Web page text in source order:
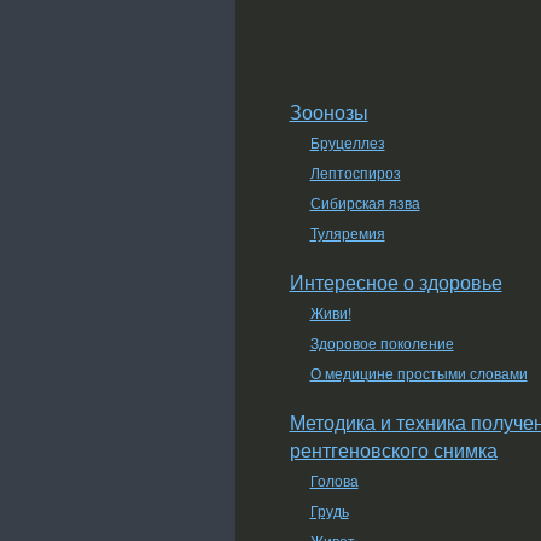
Зоонозы
Бруцеллез
Лептоспироз
Сибирская язва
Туляремия
Интересное о здоровье
Живи!
Здоровое поколение
О медицине простыми словами
Методика и техника
рентгеновского снимка
Голова
Грудь